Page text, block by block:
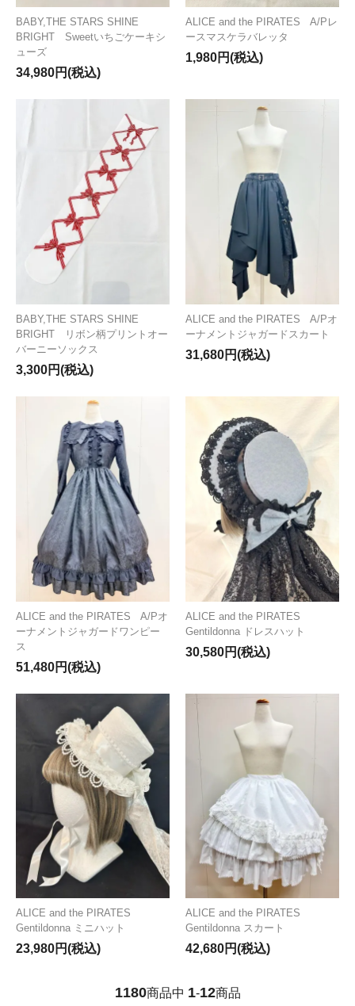
BABY,THE STARS SHINE
BRIGHT Sweetいちごケーキシ
ューズ
34,980円(税込)
ALICE and the PIRATES A/Pレ
ースマスケラバレッタ
1,980円(税込)
BABY,THE STARS SHINE
BRIGHT リボン柄プリントオー
バーニーソックス
3,300円(税込)
ALICE and the PIRATES A/Pオ
ーナメントジャガードスカート
31,680円(税込)
ALICE and the PIRATES A/Pオ
ーナメントジャガードワンピー
ス
51,480円(税込)
ALICE and the PIRATES
Gentildonna ドレスハット
30,580円(税込)
ALICE and the PIRATES
Gentildonna ミニハット
23,980円(税込)
ALICE and the PIRATES
Gentildonna スカート
42,680円(税込)
1180商品中 1-12商品